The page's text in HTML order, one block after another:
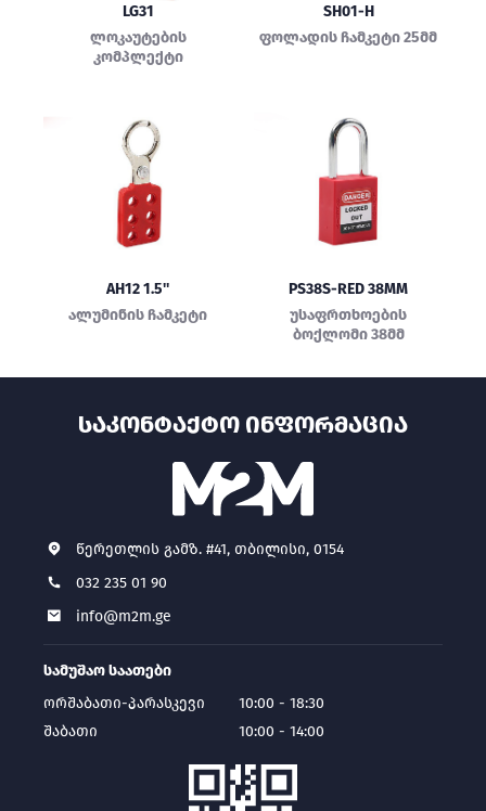
LG31
ლოკაუტების
კომპლექტი
SH01-H
ფოლადის ჩამკეტი 25მმ
AH12 1.5''
ალუმინის ჩამკეტი
PS38S-RED 38MM
უსაფრთხოების
ბოქლომი 38მმ
ᲡᲐᲙᲝᲜᲢᲐᲥᲢᲝ ᲘᲜᲤᲝᲠᲛᲐᲪᲘᲐ
წერეთლის გამზ. #41, თბილისი, 0154
032 235 01 90
info@m2m.ge
სამუშაო საათები
ორშაბათი-პარასკევი
10:00 - 18:30
შაბათი
10:00 - 14:00